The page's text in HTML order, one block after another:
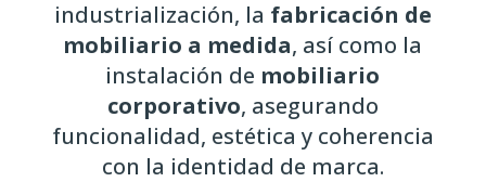
industrialización, la fabricación de
mobiliario a medida, así como la
instalación de mobiliario
corporativo, asegurando
funcionalidad, estética y coherencia
con la identidad de marca.